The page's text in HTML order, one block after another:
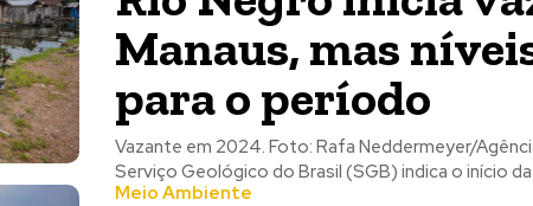
Manaus, mas
para o período
Vazante em 2024. Foto: Rafa Neddermeyer/Agência Brasil O monitoramento
Serviço Geológico do Brasil (SGB) indica o início
Meio Ambiente